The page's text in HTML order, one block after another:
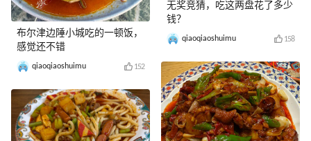
布尔津边陲小城吃的一顿饭，
感觉还不错
qiaoqiaoshuimu 152
无奖竞猜，吃这两盘花了多少
钱？
qiaoqiaoshuimu 158